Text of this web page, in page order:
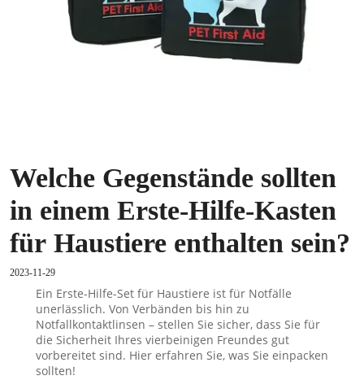
Welche Gegenstände sollten
in einem Erste-Hilfe-Kasten
für Haustiere enthalten sein?
2023-11-29
Ein Erste-Hilfe-Set für Haustiere ist für Notfälle
unerlässlich. Von Verbänden bis hin zu
Notfallkontaktlinsen – stellen Sie sicher, dass Sie für
die Sicherheit Ihres vierbeinigen Freundes gut
vorbereitet sind. Hier erfahren Sie, was Sie einpacken
sollten!